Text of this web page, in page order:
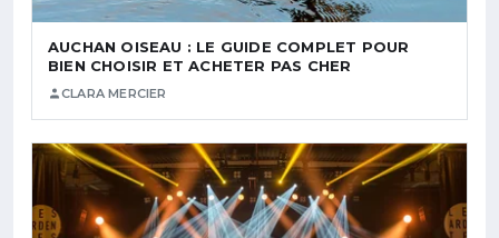
AUCHAN OISEAU : LE GUIDE COMPLET POUR
BIEN CHOISIR ET ACHETER PAS CHER
CLARA MERCIER